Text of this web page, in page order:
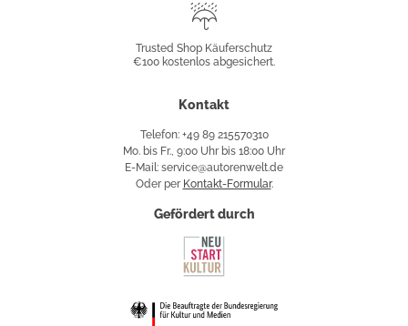
Käuferschutz
Trusted Shop Käuferschutz
€100 kostenlos abgesichert.
Kontakt
Telefon: +49 89 215570310
Mo. bis Fr., 9:00 Uhr bis 18:00 Uhr
E-Mail: service@autorenwelt.de
Oder per Kontakt-Formular.
Gefördert durch